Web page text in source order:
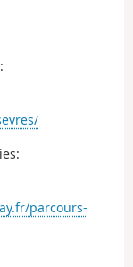
parcours-